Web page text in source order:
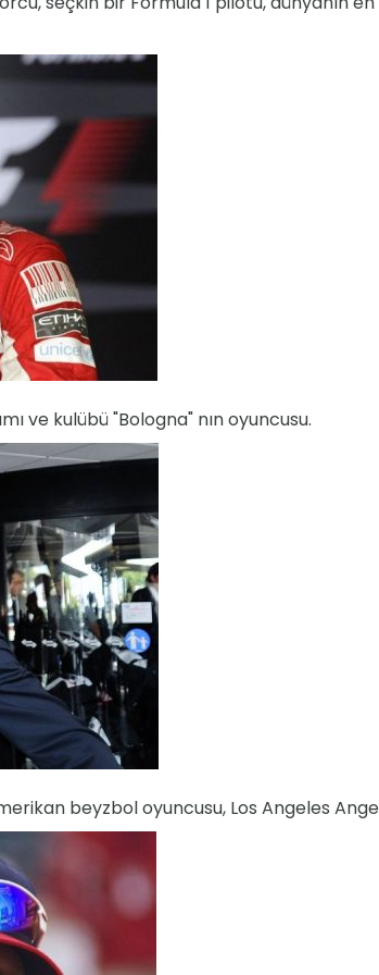
ve kulübü "Bologna" nın oyuncusu.
beyzbol oyuncusu, Los Angeles